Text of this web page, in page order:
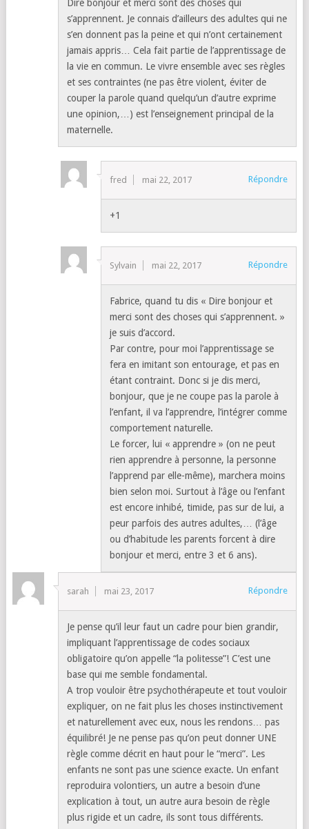
Dire bonjour et merci sont des choses qui
s’apprennent. Je connais d’ailleurs des adultes qui ne
s’en donnent pas la peine et qui n’ont certainement
jamais appris… Cela fait partie de l’apprentissage de
la vie en commun. Le vivre ensemble avec ses règles
et ses contraintes (ne pas être violent, éviter de
couper la parole quand quelqu’un d’autre exprime
une opinion,…) est l’enseignement principal de la
maternelle.
fred mai 22, 2017 Répondre
+1
Sylvain mai 22, 2017 Répondre
Fabrice, quand tu dis « Dire bonjour et
merci sont des choses qui s’apprennent. »
je suis d’accord.
Par contre, pour moi l’apprentissage se
fera en imitant son entourage, et pas en
étant contraint. Donc si je dis merci,
bonjour, que je ne coupe pas la parole à
l’enfant, il va l’apprendre, l’intégrer comme
comportement naturelle.
Le forcer, lui « apprendre » (on ne peut
rien apprendre à personne, la personne
l’apprend par elle-même), marchera moins
bien selon moi. Surtout à l’âge ou l’enfant
est encore inhibé, timide, pas sur de lui, a
peur parfois des autres adultes,… (l’âge
ou d’habitude les parents forcent à dire
bonjour et merci, entre 3 et 6 ans).
sarah mai 23, 2017 Répondre
Je pense qu’il leur faut un cadre pour bien grandir,
impliquant l’apprentissage de codes sociaux
obligatoire qu’on appelle “la politesse”! C’est une
base qui me semble fondamental.
A trop vouloir être psychothérapeute et tout vouloir
expliquer, on ne fait plus les choses instinctivement
et naturellement avec eux, nous les rendons… pas
équilibré! Je ne pense pas qu’on peut donner UNE
règle comme décrit en haut pour le “merci”. Les
enfants ne sont pas une science exacte. Un enfant
reproduira volontiers, un autre a besoin d’une
explication à tout, un autre aura besoin de règle
plus rigide et un cadre, ils sont tous différents.